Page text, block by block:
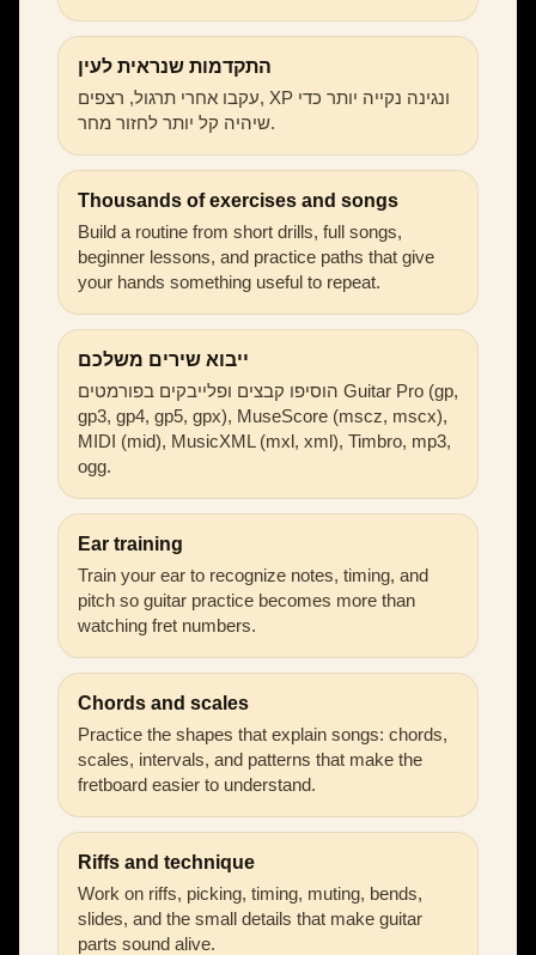
התקדמות שנראית לעין
עקבו אחרי תרגול, רצפים, XP ונגינה נקייה יותר כדי
שיהיה קל יותר לחזור מחר.
Thousands of exercises and songs
Build a routine from short drills, full songs,
beginner lessons, and practice paths that give
your hands something useful to repeat.
ייבוא שירים משלכם
הוסיפו קבצים ופלייבקים בפורמטים Guitar Pro (gp,
gp3, gp4, gp5, gpx), MuseScore (mscz, mscx),
MIDI (mid), MusicXML (mxl, xml), Timbro, mp3,
ogg.
Ear training
Train your ear to recognize notes, timing, and
pitch so guitar practice becomes more than
watching fret numbers.
Chords and scales
Practice the shapes that explain songs: chords,
scales, intervals, and patterns that make the
fretboard easier to understand.
Riffs and technique
Work on riffs, picking, timing, muting, bends,
slides, and the small details that make guitar
parts sound alive.